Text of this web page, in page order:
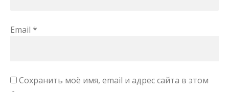
Email *
Сохранить моё имя, email и адрес сайта в этом